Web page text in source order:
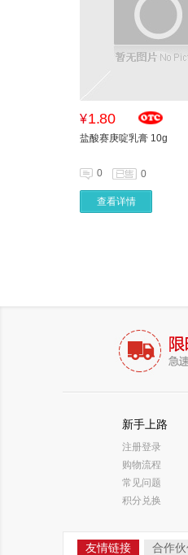
¥1.80
盐酸赛庚啶乳膏 10g
0 0
查看详情
新手上路
注册登录
购物流程
常见问题
积分兑换
友情链接 合作